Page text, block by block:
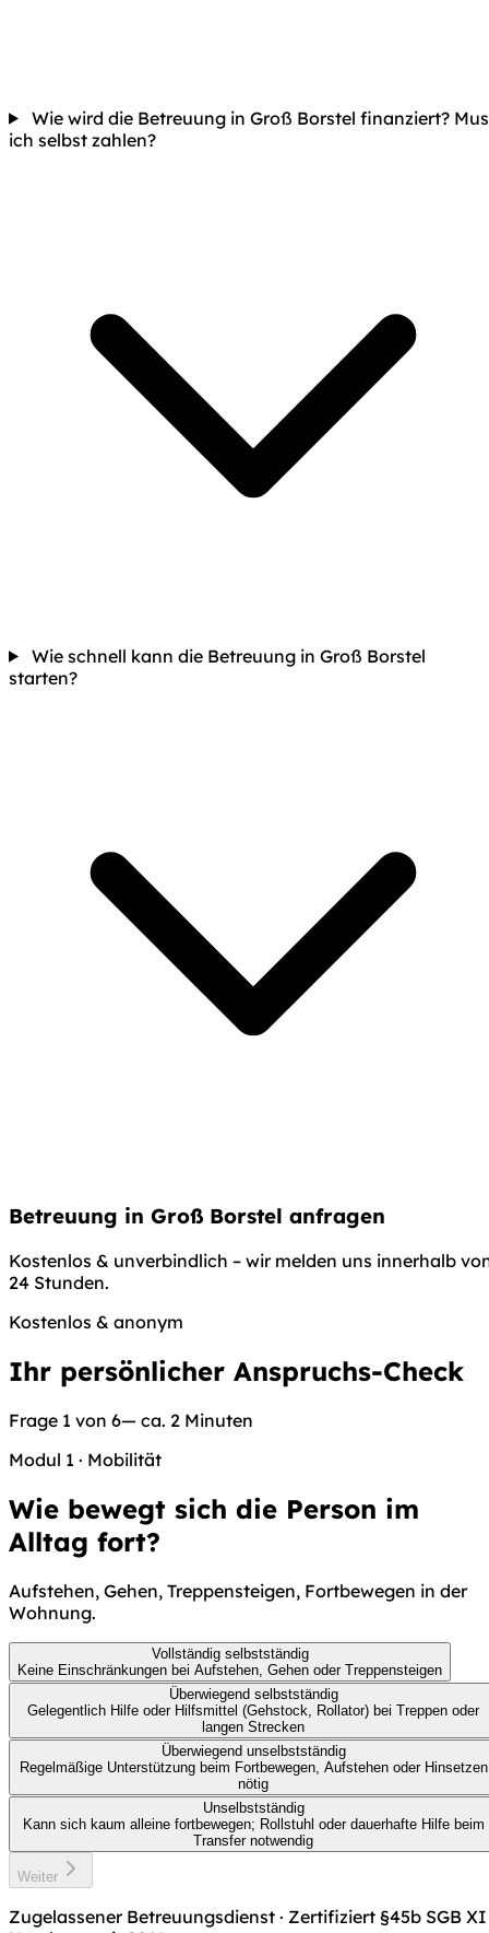
Wie wird die Betreuung in Groß Borstel finanziert?
ich selbst zahlen?
Wie schnell kann die Betreuung in Groß Borstel
starten?
Betreuung in Groß Borstel anfragen
Kostenlos & unverbindlich – wir melden uns innerhalb
24 Stunden.
Kostenlos & anonym
Ihr persönlicher Anspruchs-Check
Frage 1 von 6— ca. 2 Minuten
Modul 1 · Mobilität
Wie bewegt sich die Person im
Alltag fort?
Aufstehen, Gehen, Treppensteigen, Fortbewegen in der
Wohnung.
Vollständig selbstständig
Keine Einschränkungen bei Aufstehen, Gehen oder Treppensteigen
Überwiegend selbstständig
Gelegentlich Hilfe oder Hilfsmittel (Gehstock, Rollator) bei Treppen oder
langen Strecken
Überwiegend unselbstständig
Regelmäßige Unterstützung beim Fortbewegen, Aufstehen oder Hinsetzen
nötig
Unselbstständig
Kann sich kaum alleine fortbewegen; Rollstuhl oder dauerhafte Hilfe beim
Transfer notwendig
Weiter
Zugelassener Betreuungsdienst · Zertifiziert §45b SGB XI